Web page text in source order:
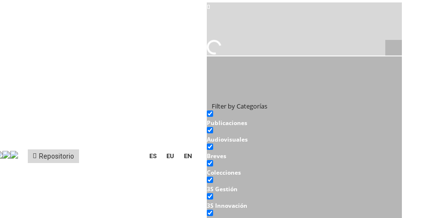
Repositorio ES EU EN
Filter by Categorías
Publicaciones
Audiovisuales
Breves
Colecciones
3S Gestión
3S Innovación